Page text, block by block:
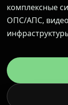
комплексные
ОПС/АПС,